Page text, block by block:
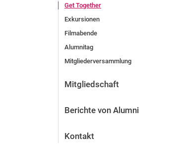
Get Together
Exkursionen
Filmabende
Alumnitag
Mitgliederversammlung
Mitgliedschaft
Berichte von Alumni
Kontakt